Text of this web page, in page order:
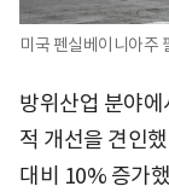
미국 펜실베이니아주
방위산업 분야
적 개선을 견인
대비 10% 증가